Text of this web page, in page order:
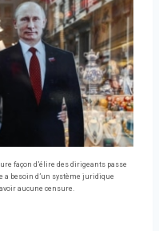
façon d’élire des dirigeants passe
a besoin d’un système juridique
aucune censure.